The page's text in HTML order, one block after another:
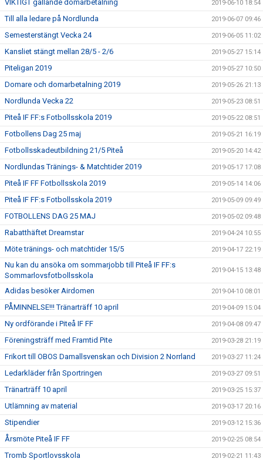
VIKTIGT gällande domarbetalning 2019-06-10 18:54
Till alla ledare på Nordlunda 2019-06-07 09:46
Semesterstängt Vecka 24 2019-06-05 11:02
Kansliet stängt mellan 28/5 - 2/6 2019-05-27 15:14
Piteligan 2019 2019-05-27 10:50
Domare och domarbetalning 2019 2019-05-26 21:13
Nordlunda Vecka 22 2019-05-23 08:51
Piteå IF FF:s Fotbollsskola 2019 2019-05-22 08:51
Fotbollens Dag 25 maj 2019-05-21 16:19
Fotbollsskadeutbildning 21/5 Piteå 2019-05-20 14:42
Nordlundas Tränings- & Matchtider 2019 2019-05-17 17:08
Piteå IF FF Fotbollsskola 2019 2019-05-14 14:06
Piteå IF FF:s Fotbollsskola 2019 2019-05-09 09:49
FOTBOLLENS DAG 25 MAJ 2019-05-02 09:48
Rabatthäftet Dreamstar 2019-04-24 10:55
Möte tränings- och matchtider 15/5 2019-04-17 22:19
Nu kan du ansöka om sommarjobb till Piteå IF FF:s
Sommarlovsfotbollsskola
2019-04-15 13:48
Adidas besöker Airdomen 2019-04-10 08:01
PÅMINNELSE!!! Tränarträff 10 april 2019-04-09 15:04
Ny ordförande i Piteå IF FF 2019-04-08 09:47
Föreningsträff med Framtid Pite 2019-03-28 21:19
Frikort till OBOS Damallsvenskan och Division 2 Norrland 2019-03-27 11:24
Ledarkläder från Sportringen 2019-03-27 09:51
Tränarträff 10 april 2019-03-25 15:37
Utlämning av material 2019-03-17 20:16
Stipendier 2019-03-12 15:36
Årsmöte Piteå IF FF 2019-02-25 08:54
Tromb Sportlovsskola 2019-02-21 11:43